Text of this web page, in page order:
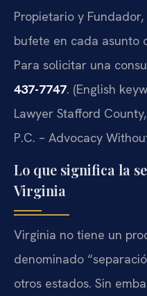
Propietario y
bufete en cada asunto
Para solicitar una
437-7747. (English
Lawyer Stafford
P.C. – Advocacy
Lo que significa la
Virginia
Virginia no tiene un
denominado
otros estados. Sin